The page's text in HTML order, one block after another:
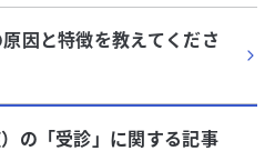
因と特徴を教えてくださ
の「受診 」に関する記事